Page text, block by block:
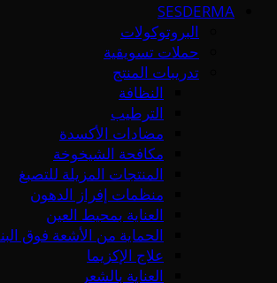
SESDERMA
البروتوكولات
حملات تسويقية
تدريبات المنتج
النظافة
الترطيب
مضادات الأكسدة
مكافحة الشيخوخة
المنتجات المزيلة للتصبغ
منظمات إفراز الدهون
العناية بمحيط العين
الحماية من الأشعة فوق
علاج الإكزيما
العناية بالشعر